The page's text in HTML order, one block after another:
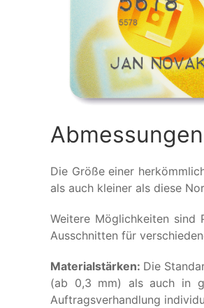
Abmessungen
Die Größe einer
als auch kleiner als diese
Weitere Möglichkeiten sind
Ausschnitten für
Materialstärken: Die
(ab 0,3 mm) als auch in
Auftragsverhandlung